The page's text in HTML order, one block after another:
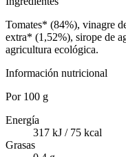
Tomates* (84%), vinagre
extra* (1,52%), sirope de
agricultura ecológica.
Información nutricional
Por 100 g
Energía
317 kJ / 75 kcal
Grasas